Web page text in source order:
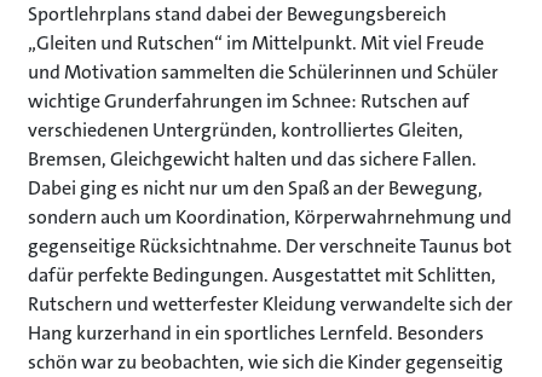
Sportlehrplans stand dabei der Bewegungsbereich
„Gleiten und Rutschen“ im Mittelpunkt. Mit viel Freude
und Motivation sammelten die Schülerinnen und Schüler
wichtige Grunderfahrungen im Schnee: Rutschen auf
verschiedenen Untergründen, kontrolliertes Gleiten,
Bremsen, Gleichgewicht halten und das sichere Fallen.
Dabei ging es nicht nur um den Spaß an der Bewegung,
sondern auch um Koordination, Körperwahrnehmung und
gegenseitige Rücksichtnahme. Der verschneite Taunus bot
dafür perfekte Bedingungen. Ausgestattet mit Schlitten,
Rutschern und wetterfester Kleidung verwandelte sich der
Hang kurzerhand in ein sportliches Lernfeld. Besonders
schön war zu beobachten, wie sich die Kinder gegenseitig